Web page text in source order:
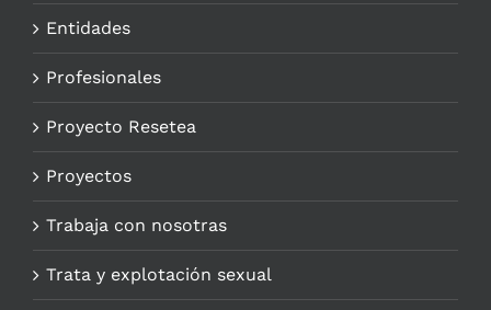
Entidades
Profesionales
Proyecto Resetea
Proyectos
Trabaja con nosotras
Trata y explotación sexual